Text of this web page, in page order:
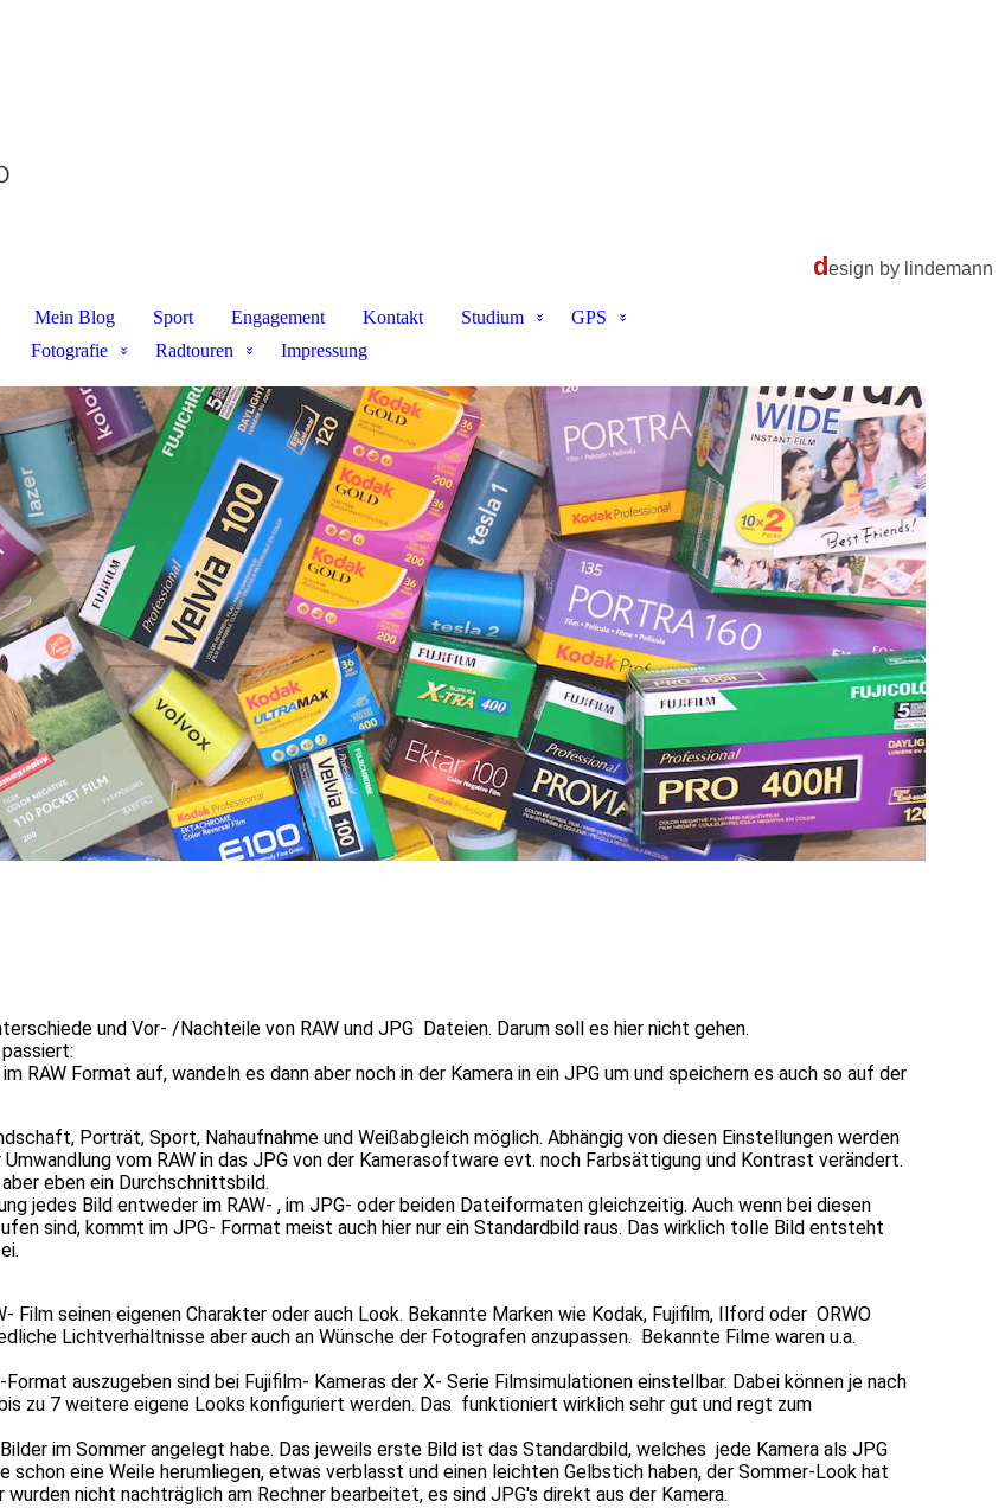
design by lindemann
Mein Blog Sport Engagement Kontakt Studium
GPS
Fotografie
Radtouren Impressung
und Vor- /Nachteile von RAW und JPG Dateien. Darum soll es hier nicht gehen.
RAW Format auf, wandeln es dann aber noch in der Kamera in ein JPG um und speichern es auch so auf der
Porträt, Sport, Nahaufnahme und Weißabgleich möglich. Abhängig von diesen Einstellungen werden
vom RAW in das JPG von der Kamerasoftware evt. noch Farbsättigung und Kontrast verändert.
eben ein Durchschnittsbild.
jedes Bild entweder im RAW- , im JPG- oder beiden Dateiformaten gleichzeitig. Auch wenn bei diesen
sind, kommt im JPG- Format meist auch hier nur ein Standardbild raus. Das wirklich tolle Bild entsteht
seinen eigenen Charakter oder auch Look. Bekannte Marken wie Kodak, Fujifilm, Ilford oder ORWO
Lichtverhältnisse aber auch an Wünsche der Fotografen anzupassen. Bekannte Filme waren u.a.
auszugeben sind bei Fujifilm- Kameras der X- Serie Filmsimulationen einstellbar. Dabei können je nach
zu 7 weitere eigene Looks konfiguriert werden. Das funktioniert wirklich sehr gut und regt zum
im Sommer angelegt habe. Das jeweils erste Bild ist das Standardbild, welches jede Kamera als JPG
schon eine Weile herumliegen, etwas verblasst und einen leichten Gelbstich haben, der Sommer-Look hat
nicht nachträglich am Rechner bearbeitet, es sind JPG's direkt aus der Kamera.